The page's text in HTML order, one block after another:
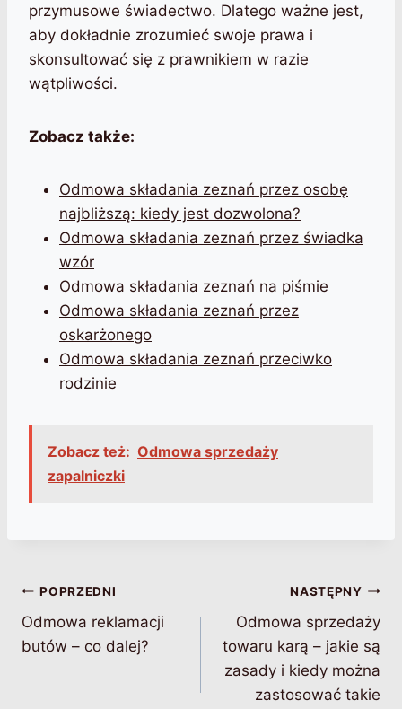
przymusowe świadectwo. Dlatego ważne jest,
aby dokładnie zrozumieć swoje prawa i
skonsultować się z prawnikiem w razie
wątpliwości.
Zobacz także:
Odmowa składania zeznań przez osobę
najbliższą: kiedy jest dozwolona?
Odmowa składania zeznań przez świadka
wzór
Odmowa składania zeznań na piśmie
Odmowa składania zeznań przez
oskarżonego
Odmowa składania zeznań przeciwko
rodzinie
Zobacz też: Odmowa sprzedaży
zapalniczki
Nawigacja
wpisu
POPRZEDNI
Odmowa reklamacji
butów – co dalej?
NASTĘPNY
Odmowa sprzedaży
towaru karą – jakie są
zasady i kiedy można
zastosować takie